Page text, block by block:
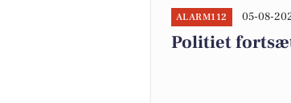
ALARM112 05-08-
Politiet